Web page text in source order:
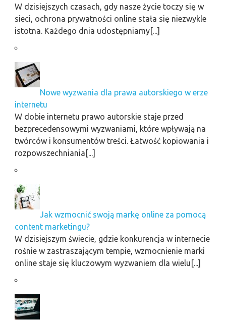
W dzisiejszych czasach, gdy nasze życie toczy się w
sieci, ochrona prywatności online stała się niezwykle
istotna. Każdego dnia udostępniamy[...]
Nowe wyzwania dla prawa autorskiego w erze
internetu
W dobie internetu prawo autorskie staje przed
bezprecedensowymi wyzwaniami, które wpływają na
twórców i konsumentów treści. Łatwość kopiowania i
rozpowszechniania[...]
Jak wzmocnić swoją markę online za pomocą
content marketingu?
W dzisiejszym świecie, gdzie konkurencja w internecie
rośnie w zastraszającym tempie, wzmocnienie marki
online staje się kluczowym wyzwaniem dla wielu[...]